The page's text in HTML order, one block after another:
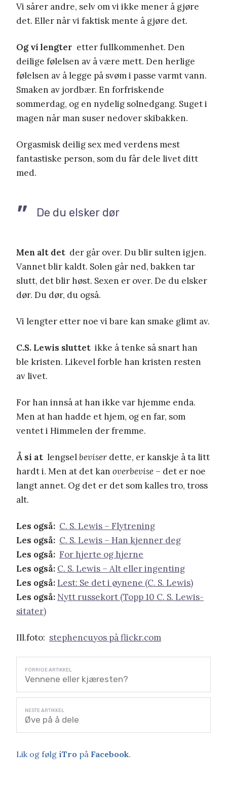
Vi sårer andre, selv om vi ikke mener å gjøre
det. Eller når vi faktisk mente å gjøre det.
Og vi lengter etter fullkommenhet. Den
deilige følelsen av å være mett. Den herlige
følelsen av å legge på svøm i passe varmt vann.
Smaken av jordbær. En forfriskende
sommerdag, og en nydelig solnedgang. Suget i
magen når man suser nedover skibakken.
Orgasmisk deilig sex med verdens mest
fantastiske person, som du får dele livet ditt
med.
De du elsker dør
Men alt det der går over. Du blir sulten igjen.
Vannet blir kaldt. Solen går ned, bakken tar
slutt, det blir høst. Sexen er over. De du elsker
dør. Du dør, du også.
Vi lengter etter noe vi bare kan smake glimt av.
C.S. Lewis sluttet ikke å tenke så snart han
ble kristen. Likevel forble han kristen resten
av livet.
For han innså at han ikke var hjemme enda.
Men at han hadde et hjem, og en far, som
ventet i Himmelen der fremme.
Å si at lengselbeviser dette, er kanskje å ta litt
hardt i. Men at det kan overbevise – det er noe
langt annet. Og det er det som kalles tro, tross
alt.
Les også: C. S. Lewis – Flytrening
Les også: C. S. Lewis – Han kjenner deg
Les også: For hjerte og hjerne
Les også: C. S. Lewis – Alt eller ingenting
Les også: Lest: Se det i øynene (C. S. Lewis)
Les også: Nytt russekort (Topp 10 C. S. Lewis-
sitater)
Ill.foto: stephencuyos på flickr.com
Vennene eller kjæresten?
Øve på å dele
Lik og følg iTro på Facebook.